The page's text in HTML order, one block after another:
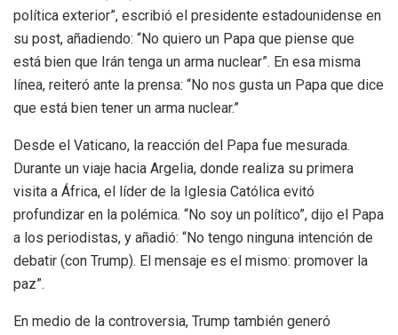
política exterior”, escribió el presidente estadounidense en
su post, añadiendo: “No quiero un Papa que piense que
está bien que Irán tenga un arma nuclear”. En esa misma
línea, reiteró ante la prensa: “No nos gusta un Papa que dice
que está bien tener un arma nuclear.”
Desde el Vaticano, la reacción del Papa fue mesurada.
Durante un viaje hacia Argelia, donde realiza su primera
visita a África, el líder de la Iglesia Católica evitó
profundizar en la polémica. “No soy un político”, dijo el Papa
a los periodistas, y añadió: “No tengo ninguna intención de
debatir (con Trump). El mensaje es el mismo: promover la
paz”.
En medio de la controversia, Trump también generó